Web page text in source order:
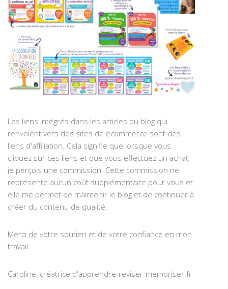
Les liens intégrés dans les articles du blog qui
renvoient vers des sites de ecommerce sont des
liens d'affiliation. Cela signifie que lorsque vous
cliquez sur ces liens et que vous effectuez un achat,
je perçois une commission. Cette commission ne
représente aucun coût supplémentaire pour vous et
elle me permet de maintenir le blog et de continuer à
créer du contenu de qualité.
Merci de votre soutien et de votre confiance en mon
travail.
Caroline, créatrice d'apprendre-reviser-memoriser.fr